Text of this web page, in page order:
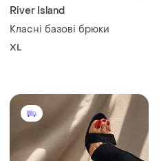
River Island
Класні базові брюки
XL